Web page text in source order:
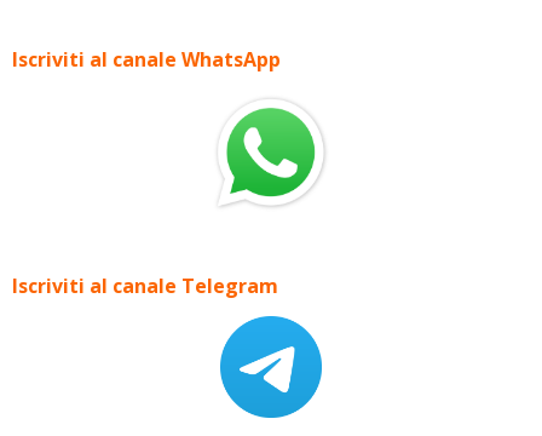
Iscriviti al canale WhatsApp
Iscriviti al canale Telegram